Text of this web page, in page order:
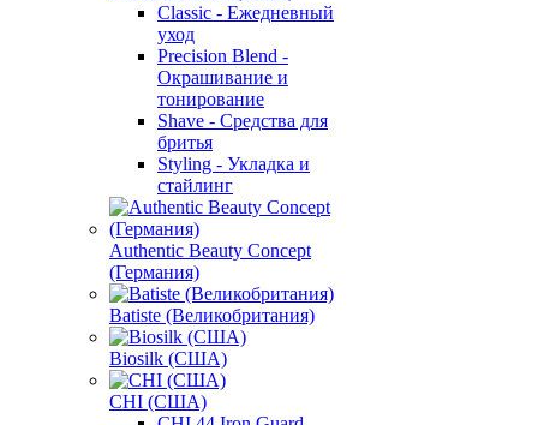
Classic - Ежедневный
уход
Precision Blend -
Окрашивание и
тонирование
Shave - Средства для
бритья
Styling - Укладка и
стайлинг
Authentic Beauty Concept
(Германия)
Batiste (Великобритания)
Biosilk (США)
CHI (США)